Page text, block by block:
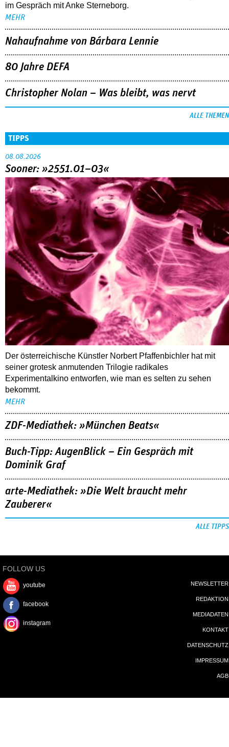
im Gespräch mit Anke Sterneborg.
MEHR
Nahaufnahme von Bárbara Lennie
80 Jahre DEFA
Christopher Nolan – Was bleibt, was nervt
ALLE THEMEN
TIPPS
08.08.2026
Sooner: »2551.01–03«
Der österreichische Künstler Norbert Pfaffenbichler hat mit
seiner grotesk anmutenden Trilogie radikales
Experimentalkino entworfen, wie man es selten zu sehen
bekommt.
MEHR
ZDF-Mediathek: »München Beats«
Buch-Tipp: AugenBlick – Ein Gespräch mit
Dominik Graf
arte-Mediathek: »Die Welt braucht mehr
Zauberer«
ALLE TIPPS
FOLLOW US
youtube
facebook
instagram
NEWSLETTER
REDAKTION
MEDIADATEN
KONTAKT
DATENSCHUTZ
IMPRESSUM
AGB